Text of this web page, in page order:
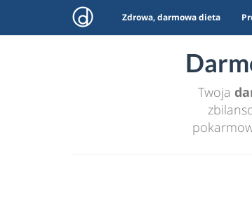
Zdrowa, darmowa dieta
Twoja